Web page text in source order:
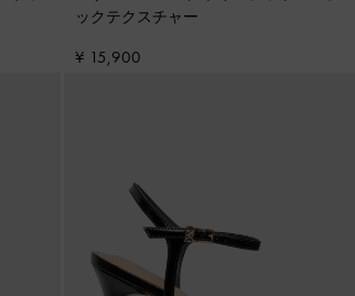
ックテクスチャー
¥ 15,900